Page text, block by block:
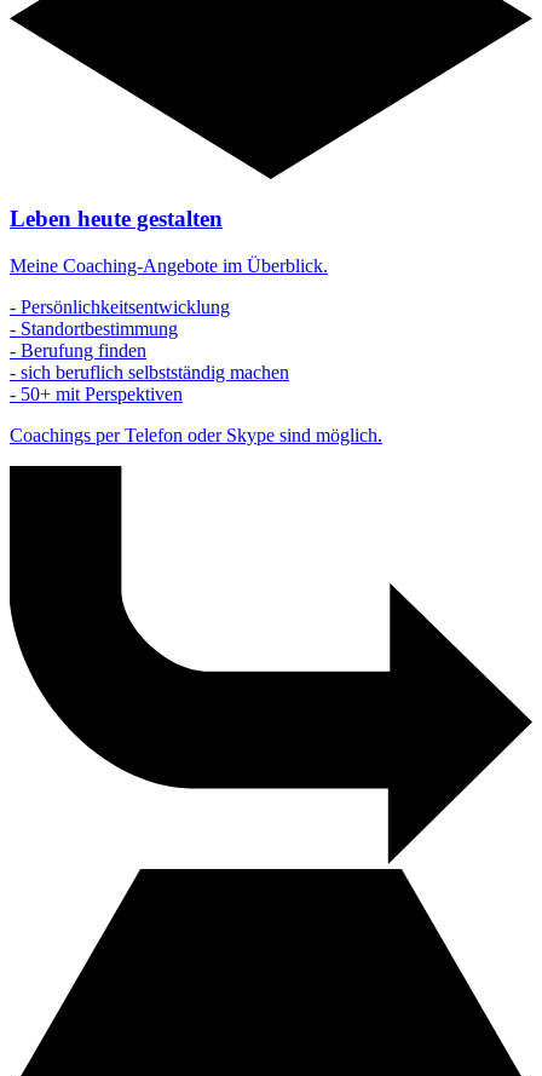
Leben heute gestalten
Meine Coaching-Angebote im Überblick.
- Persönlichkeitsentwicklung
- Standortbestimmung
- Berufung finden
- sich beruflich selbstständig machen
- 50+ mit Perspektiven
Coachings per Telefon oder Skype sind möglich.